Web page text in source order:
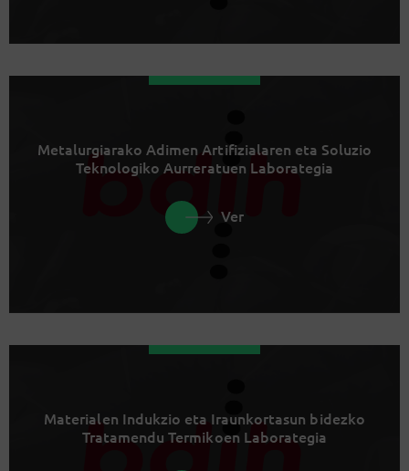
Metalurgiarako Adimen Artifizialaren eta Soluzio
Teknologiko Aurreratuen Laborategia
Ver
Materialen Indukzio eta Iraunkortasun bidezko
Tratamendu Termikoen Laborategia